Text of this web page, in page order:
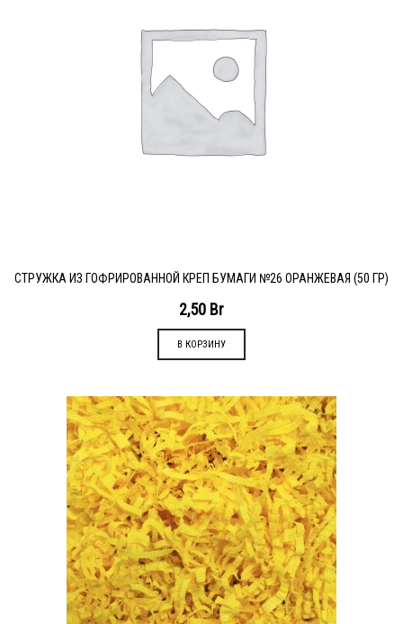
СТРУЖКА ИЗ ГОФРИРОВАННОЙ КРЕП БУМАГИ №26 ОРАНЖЕВАЯ (50 ГР)
2,50 Br
В КОРЗИНУ